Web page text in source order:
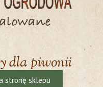
dla piwonii
stronę sklepu